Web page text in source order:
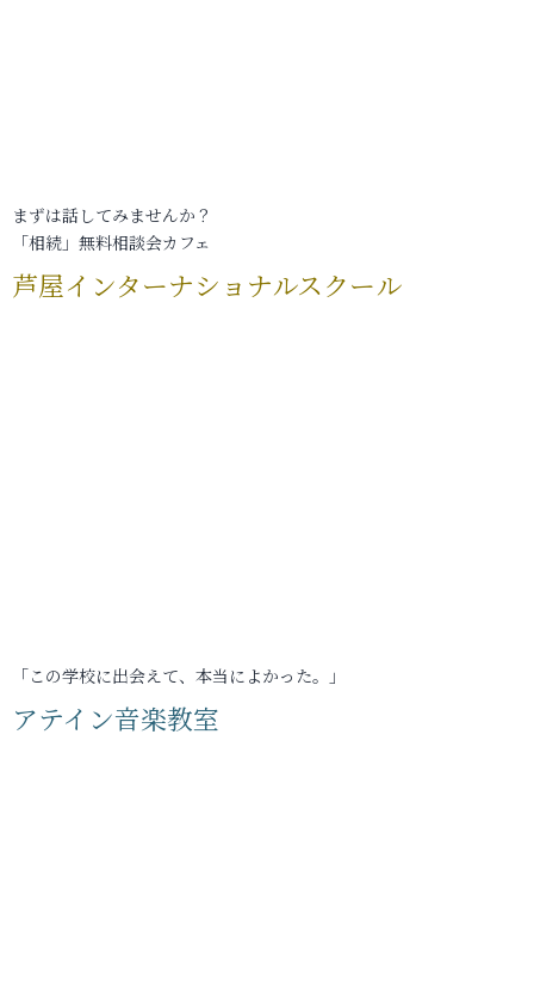
まずは話してみませんか？
「相続」無料相談会カフェ
芦屋インターナショナルスクール
「この学校に出会えて、本当によかった。」
アテイン音楽教室